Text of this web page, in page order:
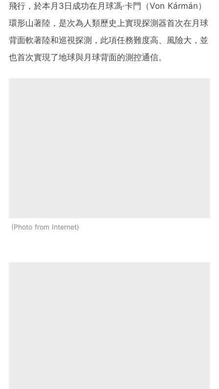
飛行，於本月3日成功在月球馮·卡門（Von Kármán）
環形山著陸，是次為人類歷史上實現探測器首次在月球
背面軟著陸和巡視探測，此項任務難度高、風險大，並
也首次實現了地球與月球背面的測控通信。
Photo from Internet